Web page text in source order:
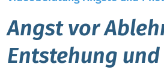
Angst vor
Entstehung